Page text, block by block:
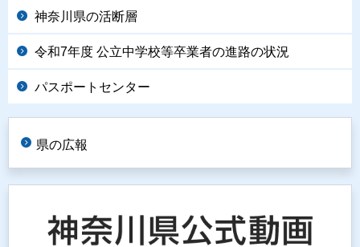
神奈川県の活断層
令和7年度 公立中学校等卒業者の進路の状況
パスポートセンター
県の広報